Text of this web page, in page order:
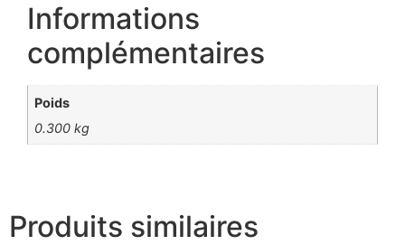
Informations
complémentaires
Poids
0.300 kg
Produits similaires